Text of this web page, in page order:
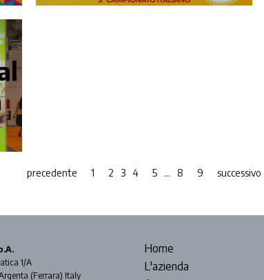
precedente 1 2 3 4 5 … 8 9 successivo
1/A
(Ferrara) Italy
Home
L'azienda